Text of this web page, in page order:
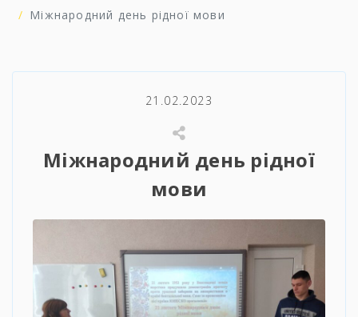
Міжнародний день рідної мови
21.02.2023
Міжнародний день рідної
мови